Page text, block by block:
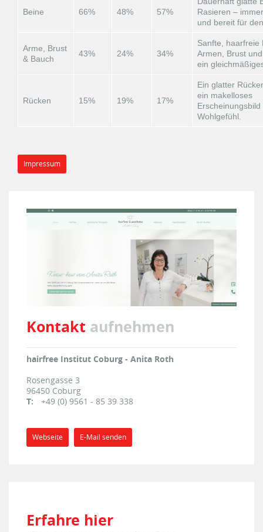
Beine 66% 48% 57%
Rasieren –
und bereit für
Arme, Brust
& Bauch
43% 24% 34%
Sanfte, haarfreie
Armen, Brust
ein
Rücken 15% 19% 17%
Ein glatter
ein makelloses
Wohlgefühl.
Impressum
Kontakt aufnehmen
hairfree Institut Coburg - Anita Roth
Rosengasse 3
96450 Coburg
T:
+49 (0) 9561 - 85 39 338
Webseite E-Mail senden
Erfahre hier